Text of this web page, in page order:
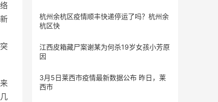
杭州余杭区疫情顺丰快递停运了吗？杭州余
杭区快
江西皮箱藏尸案谢某为何杀19岁女孩小芳原
因
3月5日莱西市疫情最新数据公布 昨日，莱
西市